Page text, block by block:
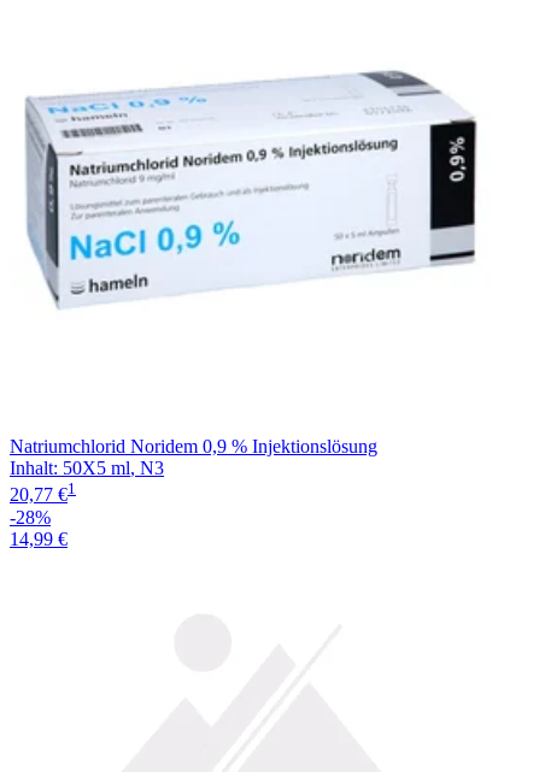
Natriumchlorid Noridem 0,9 % Injektionslösung
Inhalt: 50X5 ml, N3
20,77 €1
-28%
14,99 €